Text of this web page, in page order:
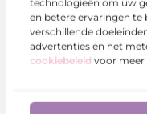
technologieën om uw
en betere ervaringen te
verschillende
advertenties en het
cookiebeleid voor meer
webdesigner voor